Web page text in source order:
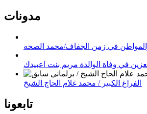
مدونات
والمواطن في زمن الجفاف/محمد الصحه
في وفاة الوالدة مريم بنت اعبيدك
الفراغ الكبير / محمد غلام الحاج الشيخ
تابعونا